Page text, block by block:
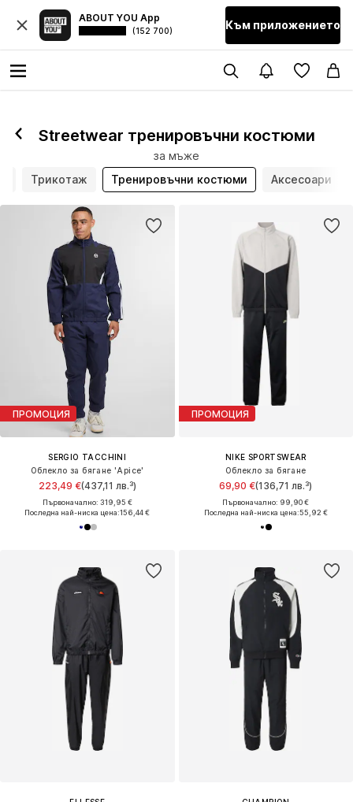
ABOUT YOU App
(152 700) Към приложението
Streetwear тренировъчни костюми
за мъже
Трикотаж Тренировъчни костюми Аксесоари
ПРОМОЦИЯ
SERGIO TACCHINI
Облекло за бягане 'Apice'
223,49 €(437,11 лв.³)
Първоначално: 319,95 €
Последна най-ниска цена:156,44 €
ПРОМОЦИЯ
NIKE SPORTSWEAR
Облекло за бягане
69,90 €(136,71 лв.³)
Първоначално: 99,90 €
Последна най-ниска цена:55,92 €